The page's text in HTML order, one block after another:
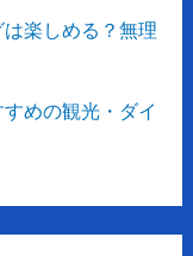
楽しめる？無理
めの観光・ダイ